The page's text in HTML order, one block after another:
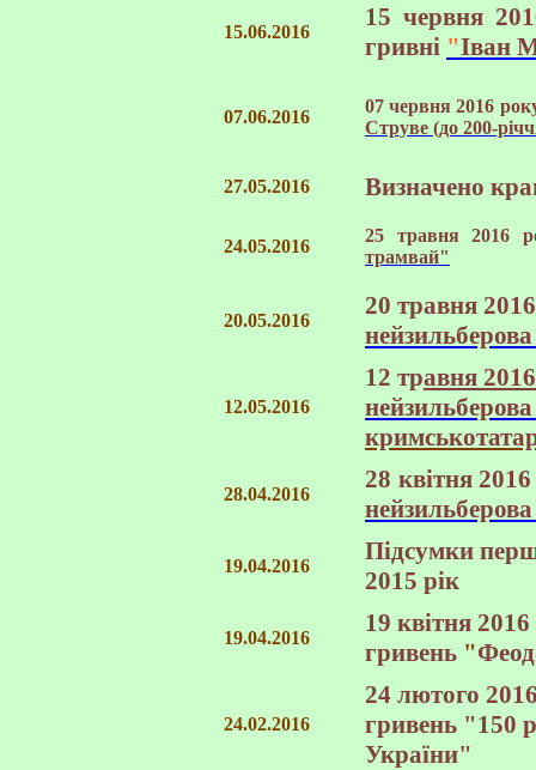
15.06.2016
15 червня
гривні "Іван
07.06.2016
07 червня 2016
Струве (до 200-
27.05.2016 Визначено
24.05.2016
25 травня 2016
трамвай"
20.05.2016
20 травня
12.05.2016
12 травня
28.04.2016
28 квітня
19.04.2016
Підсумки
2015 рік
19.04.2016
19 квітня
гривень "
24.02.2016
24 лютого
гривень "150
України"